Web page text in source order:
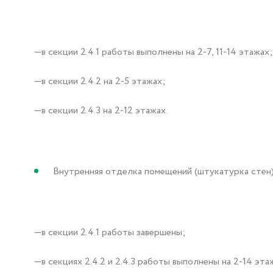
—в секции 2.4.1 работы выполнены на 2-7, 11-14 этажах;
—в секции 2.4.2 на 2-5 этажах;
—в секции 2.4.3 на 2-12 этажах.
Внутренняя отделка помещений (штукатурка
—в секции 2.4.1 работы завершены;
—в секциях 2.4.2 и 2.4.3 работы выполнены на 2-14